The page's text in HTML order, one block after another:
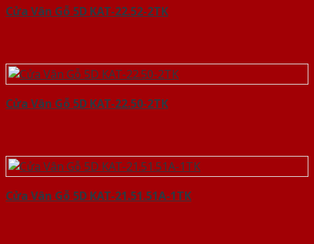
Cửa Vân Gỗ 5D KAT-22.52-2TK
Cửa Vân Gỗ 5D KAT-22.50-2TK
Cửa Vân Gỗ 5D KAT-21.51.51A-1TK